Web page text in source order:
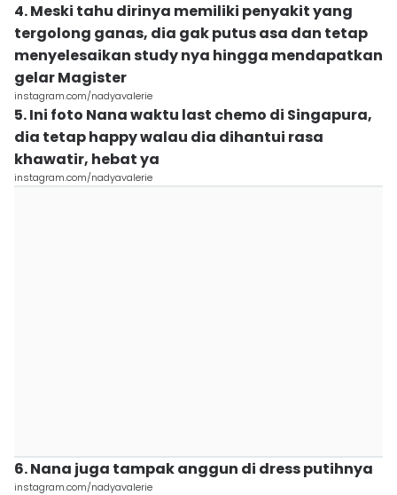
4. Meski tahu dirinya memiliki penyakit yang
tergolong ganas, dia gak putus asa dan tetap
menyelesaikan study nya hingga mendapatkan
gelar Magister
instagram.com/nadyavalerie
5. Ini foto Nana waktu last chemo di Singapura,
dia tetap happy walau dia dihantui rasa
khawatir, hebat ya
instagram.com/nadyavalerie
6. Nana juga tampak anggun di dress putihnya
instagram.com/nadyavalerie